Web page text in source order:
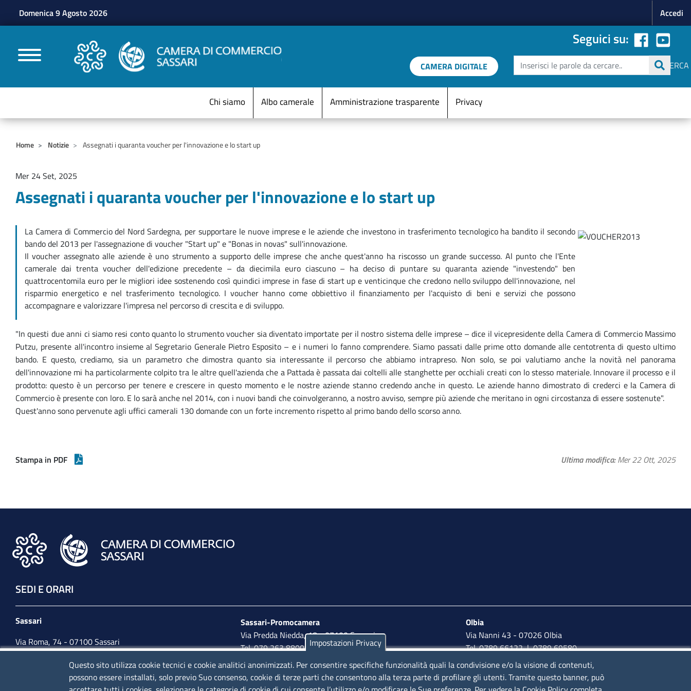
Domenica 9 Agosto 2026 Accedi
CAMERE DI COMMERCIO D'ITALIA
Seguici su:
CAMERA DIGITALE Cerca
CERCA
Menu Statico
Chi siamo Albo camerale Amministrazione trasparente Privacy
Home Notizie Assegnati i quaranta voucher per l'innovazione e lo start up
Mer 24 Set, 2025
Assegnati i quaranta voucher per l'innovazione e lo start up
La Camera di Commercio del Nord Sardegna, per supportare le nuove imprese e le aziende che investono in trasferimento tecnologico ha bandito il secondo
bando del 2013 per l'assegnazione di voucher "Start up" e "Bonas in novas" sull'innovazione.
Il voucher assegnato alle aziende è uno strumento a supporto delle imprese che anche quest'anno ha riscosso un grande successo. Al punto che l'Ente
camerale dai trenta voucher dell'edizione precedente – da diecimila euro ciascuno – ha deciso di puntare su quaranta aziende "investendo" ben
quattrocentomila euro per le migliori idee sostenendo così quindici imprese in fase di start up e venticinque che credono nello sviluppo dell'innovazione, nel
risparmio energetico e nel trasferimento tecnologico. I voucher hanno come obbiettivo il finanziamento per l'acquisto di beni e servizi che possono
accompagnare e valorizzare l'impresa nel percorso di crescita e di sviluppo.
"In questi due anni ci siamo resi conto quanto lo strumento voucher sia diventato importate per il nostro sistema delle imprese – dice il vicepresidente della Camera di Commercio Massimo
Putzu, presente all'incontro insieme al Segretario Generale Pietro Esposito – e i numeri lo fanno comprendere. Siamo passati dalle prime otto domande alle centotrenta di questo ultimo
bando. E questo, crediamo, sia un parametro che dimostra quanto sia interessante il percorso che abbiamo intrapreso. Non solo, se poi valutiamo anche la novità nel panorama
dell'innovazione mi ha particolarmente colpito tra le altre quell'azienda che a Pattada è passata dai coltelli alle stanghette per occhiali creati con lo stesso materiale. Innovare il processo e il
prodotto: questo è un percorso per tenere e crescere in questo momento e le nostre aziende stanno credendo anche in questo. Le aziende hanno dimostrato di crederci e la Camera di
Commercio è presente con loro. E lo sarà anche nel 2014, con i nuovi bandi che coinvolgeranno, a nostro avviso, sempre più aziende che meritano in ogni circostanza di essere sostenute".
Quest'anno sono pervenute agli uffici camerali 130 domande con un forte incremento rispetto al primo bando dello scorso anno.
Stampa in PDF Ultima modifica Mer 22 Ott, 2025
SEDI E ORARI
Sassari
Via Roma, 74 - 07100 Sassari
Tel. 079 2080274
lunedì - venerdì: 10,00 - 13,00; mercoledì pomeriggio:
Sassari-Promocamera
Via Predda Niedda, 18 - 07100 Sassari
Tel. 079 263 8800 | Fax 079 2638810
lunedì al venerdì: 10,00 - 13,00; mercoledì pomeriggio:
15,30 - 17,00
Olbia
Via Nanni 43 - 07026 Olbia
Tel. 0789 66122 | 0789 69580
mail:ufficio.olbia@ss.camcom.it
lunedì al venerdì: 9,00 - 12,00; lunedì pomeriggio: 16,00 -
Impostazioni Privacy
Questo sito utilizza cookie tecnici e cookie analitici anonimizzati. Per consentire specifiche funzionalità quali la condivisione e/o la visione di contenuti,
possono essere installati, solo previo Suo consenso, cookie di terze parti che consentono alla terza parte di profilare gli utenti. Tramite questo banner, può